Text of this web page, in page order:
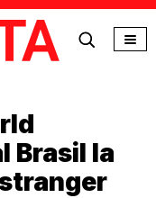
Brasil la